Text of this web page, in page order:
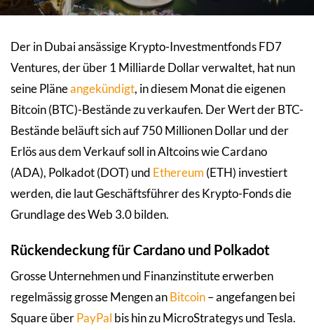
Der in Dubai ansässige Krypto-Investmentfonds FD7
Ventures, der über 1 Milliarde Dollar verwaltet, hat nun
seine Pläneangekündigt, in diesem Monat die eigenen
Bitcoin (BTC)-Bestände zu verkaufen. Der Wert der BTC-
Bestände beläuft sich auf 750 Millionen Dollar und der
Erlös aus dem Verkauf soll in Altcoins wie Cardano
(ADA), Polkadot (DOT) und Ethereum (ETH) investiert
werden, die laut Geschäftsführer des Krypto-Fonds die
Grundlage des Web 3.0 bilden.
Rückendeckung für Cardano und Polkadot
Grosse Unternehmen und Finanzinstitute erwerben
regelmässig grosse Mengen anBitcoin– angefangen bei
Square überPayPal bis hin zu MicroStrategys und Tesla.